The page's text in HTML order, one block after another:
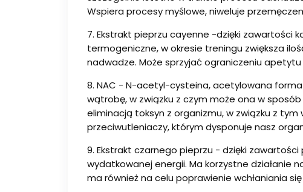
Wspiera procesy myślowe, niweluje
7. Ekstrakt pieprzu cayenne -dzięki zawartości
termogeniczne, w okresie treningu zwiększa
nadwadze. Może sprzyjać ograniczeniu
8. NAC - N-acetyl-cysteina, acetylowana
wątrobę, w związku z czym może ona w
eliminacją toksyn z organizmu, w związku z tym
przeciwutleniaczy, którym dysponuje nasz
9. Ekstrakt czarnego pieprzu - dzięki
wydatkowanej energii. Ma korzystne działanie
ma również na celu poprawienie wchłaniania